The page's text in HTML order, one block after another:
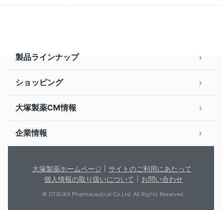
製品ラインナップ
ショッピング
大塚製薬CM情報
企業情報
大塚製薬ホームページ
サイトのご利用にあたって
個人情報の取り扱いについて
お問い合わせ
© OTSUKA Pharmaceutical Co.Ltd. All Rights Reserved.